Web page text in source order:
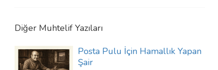
Diğer Muhtelif Yazıları
Posta Pulu İçin Hamallık Yapan
Şair